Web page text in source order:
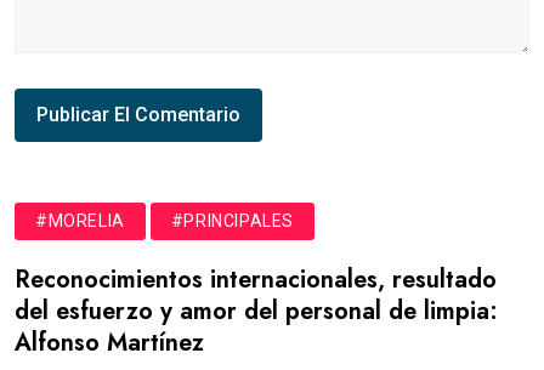
#MORELIA #PRINCIPALES
Reconocimientos internacionales, resultado
del esfuerzo y amor del personal de limpia:
Alfonso Martínez